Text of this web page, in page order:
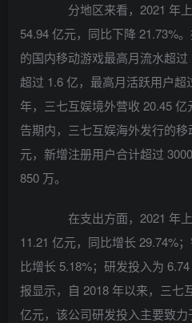
分地区来看，2021 年上
54.94 亿元，同比下降 21.73%
的国内移动游戏最高月流水超
超过 1.6 亿，最高月活跃用户超
年，三七互娱境外营收 20.45
告期内，三七互娱海外发行的
元，新增注册用户合计超过
850 万。
在支出方面，2021 年上
11.21 亿元，同比增长 29.74%
比增长 5.18%；研发投入为
报显示，自 2018 年以来，三七
亿元，该公司研发投入主要致